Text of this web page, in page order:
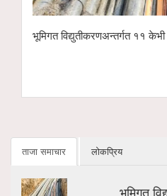
पोखरा रङ्गशालाको वृक्षारोपण
ताजा समाचार लोकप्रिय
भूमिगत